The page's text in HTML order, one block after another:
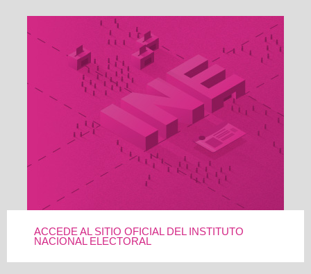
ACCEDE AL SITIO OFICIAL DEL INSTITUTO
NACIONAL ELECTORAL